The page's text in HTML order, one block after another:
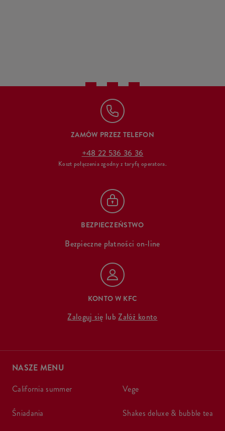
ZAMÓW PRZEZ TELEFON
+48 22 536 36 36
Koszt połączenia zgodny z taryfą operatora.
BEZPIECZEŃSTWO
Bezpieczne płatności on-line
KONTO W KFC
Zaloguj się lubZałóż konto
NASZE MENU
california summer
śniadania
vege
shakes deluxe & bubble tea